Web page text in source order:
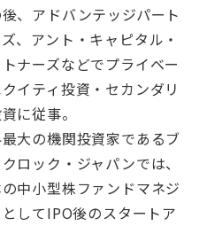
、アドバンテッジパート
、アント・キャピタル・
ナーズなどでプライベー
クイティ投資・セカンダリ
に従事。
大の機関投資家であるブ
ロック・ジャパンでは、
中小型株ファンドマネジ
してIPO後のスタートア